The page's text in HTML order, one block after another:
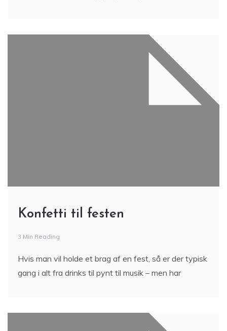
Konfetti til festen
3 Min Reading
Hvis man vil holde et brag af en fest, så er der typisk
gang i alt fra drinks til pynt til musik – men har